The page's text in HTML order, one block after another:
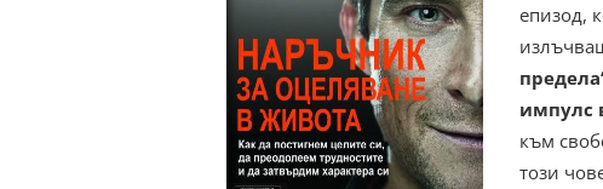
епизод,
импулс
към
този